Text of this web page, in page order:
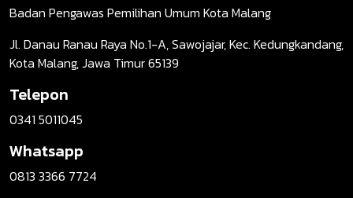
Badan Pengawas Pemilihan Umum Kota Malang
Jl. Danau Ranau Raya No.1-A, Sawojajar, Kec. Kedungkandang,
Kota Malang, Jawa Timur 65139
Telepon
0341 5011045
Whatsapp
0813 3366 7724